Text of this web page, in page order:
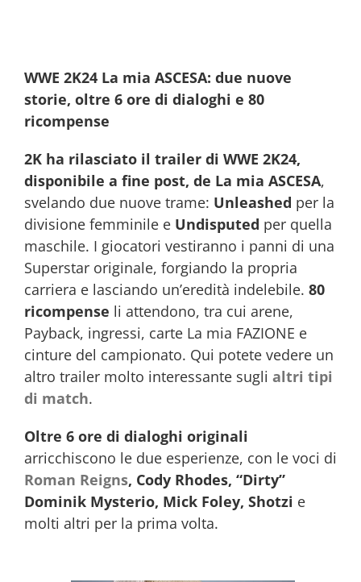
WWE 2K24 La mia ASCESA: due nuove
storie, oltre 6 ore di dialoghi e 80
ricompense
2K ha rilasciato il trailer di WWE 2K24,
disponibile a fine post, de La mia ASCESA,
svelando due nuove trame: Unleashed per la
divisione femminile e Undisputed per quella
maschile. I giocatori vestiranno i panni di una
Superstar originale, forgiando la propria
carriera e lasciando un’eredità indelebile. 80
ricompense li attendono, tra cui arene,
Payback, ingressi, carte La mia FAZIONE e
cinture del campionato. Qui potete vedere un
altro trailer molto interessante sugli altri tipi
di match.
Oltre 6 ore di dialoghi originali
arricchiscono le due esperienze, con le voci di
Roman Reigns, Cody Rhodes, “Dirty”
Dominik Mysterio, Mick Foley, Shotzi e
molti altri per la prima volta.